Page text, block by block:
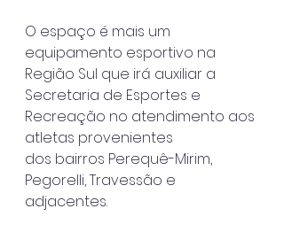
O espaço é mais um
equipamento esportivo na
Região Sul que irá auxiliar a
Secretaria de Esportes e
Recreação no atendimento aos
atletas provenientes
dos bairros Perequê-Mirim,
Pegorelli, Travessão e
adjacentes.